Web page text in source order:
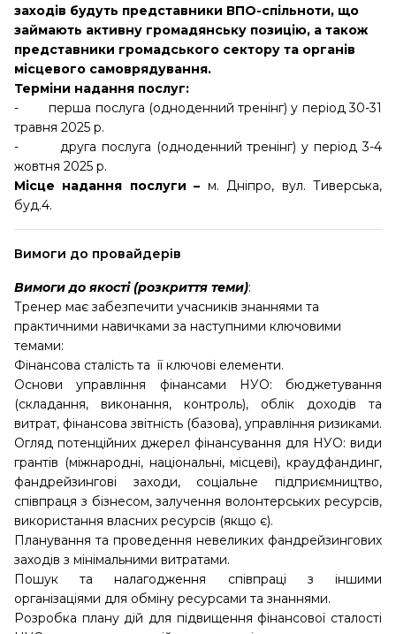
заходів будуть представники ВПО-спільноти, що
займають активну громадянську позицію, а також
представники громадського сектору та органів
місцевого самоврядування.
Терміни надання послуг:
- перша послуга (одноденний тренінг) у період 30-31
травня 2025 р.
- друга послуга (одноденний тренінг) у період 3-4
жовтня 2025 р.
Місце надання послуги – м. Дніпро, вул. Тиверська,
буд.4.
Вимоги до провайдерів
Вимоги до якості (розкриття теми):
Тренер має забезпечити учасників знаннями та
практичними навичками за наступними ключовими
темами:
Фінансова сталість та її ключові елементи.
Основи управління фінансами НУО: бюджетування
(складання, виконання, контроль), облік доходів та
витрат, фінансова звітність (базова), управління ризиками.
Огляд потенційних джерел фінансування для НУО: види
грантів (міжнародні, національні, місцеві), краудфандинг,
фандрейзингові заходи, соціальне підприємництво,
співпраця з бізнесом, залучення волонтерських ресурсів,
використання власних ресурсів (якщо є).
Планування та проведення невеликих фандрейзингових
заходів з мінімальними витратами.
Пошук та налагодження співпраці з іншими
організаціями для обміну ресурсами та знаннями.
Розробка плану дій для підвищення фінансової сталості